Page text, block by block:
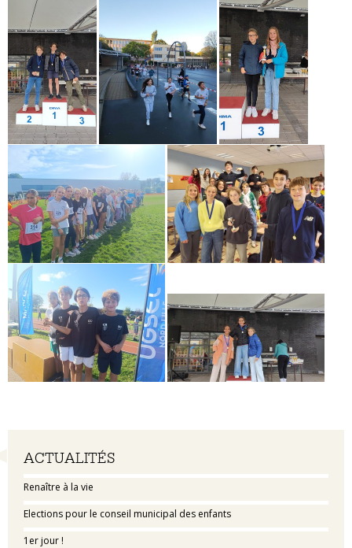
Navigation
ACTUALITÉS
Renaître à la vie
Elections pour le conseil municipal des enfants
1er jour !